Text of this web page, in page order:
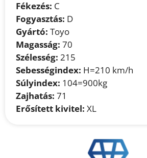
Fékezés: C
Fogyasztás: D
Gyártó: Toyo
Magasság: 70
Szélesség: 215
Sebességindex: H=210 km/h
Súlyindex: 104=900kg
Zajhatás: 71
Erősített kivitel: XL